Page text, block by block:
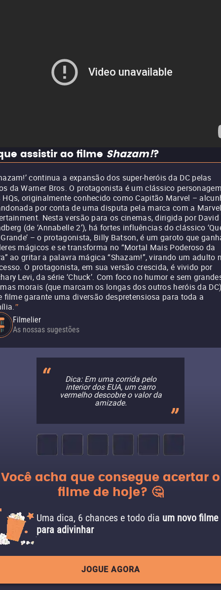
assistir ao filme Shazam!?
continua a expansão dos super-heróis da DC pelas
da Warner Bros. O protagonista é um clássico personagem
HQs, originalmente conhecido como Capitão Marvel –
por conta de uma disputa pela marca com a Marvel
Nesta versão para os cinemas, dirigida por David
(de ‘Annabelle 2’), há fortes influências do clássico
– o protagonista, Billy Batson, é um garoto que
mágicos e se transforma no “Mortal Mais Poderoso da
ao gritar a palavra mágica “Shazam!”, virando um adulto
O protagonista, em sua versão crescida, é vivido por
Levi, da série ‘Chuck’. Com foco no humor e sem
morais (que marcam os longas dos outros heróis da
filme garante uma diversão despretensiosa para toda a
"
Filmelier
As nossas sugestões
Dica: Em uma corrida pelo
interior dos EUA, um carro
vermelho descobre o valor da
amizade.
Você acha que consegue acertar o
filme de hoje? 🤔
Uma dica, 6 chances e todo dia um novo filme
para adivinhar
JOGUE AGORA